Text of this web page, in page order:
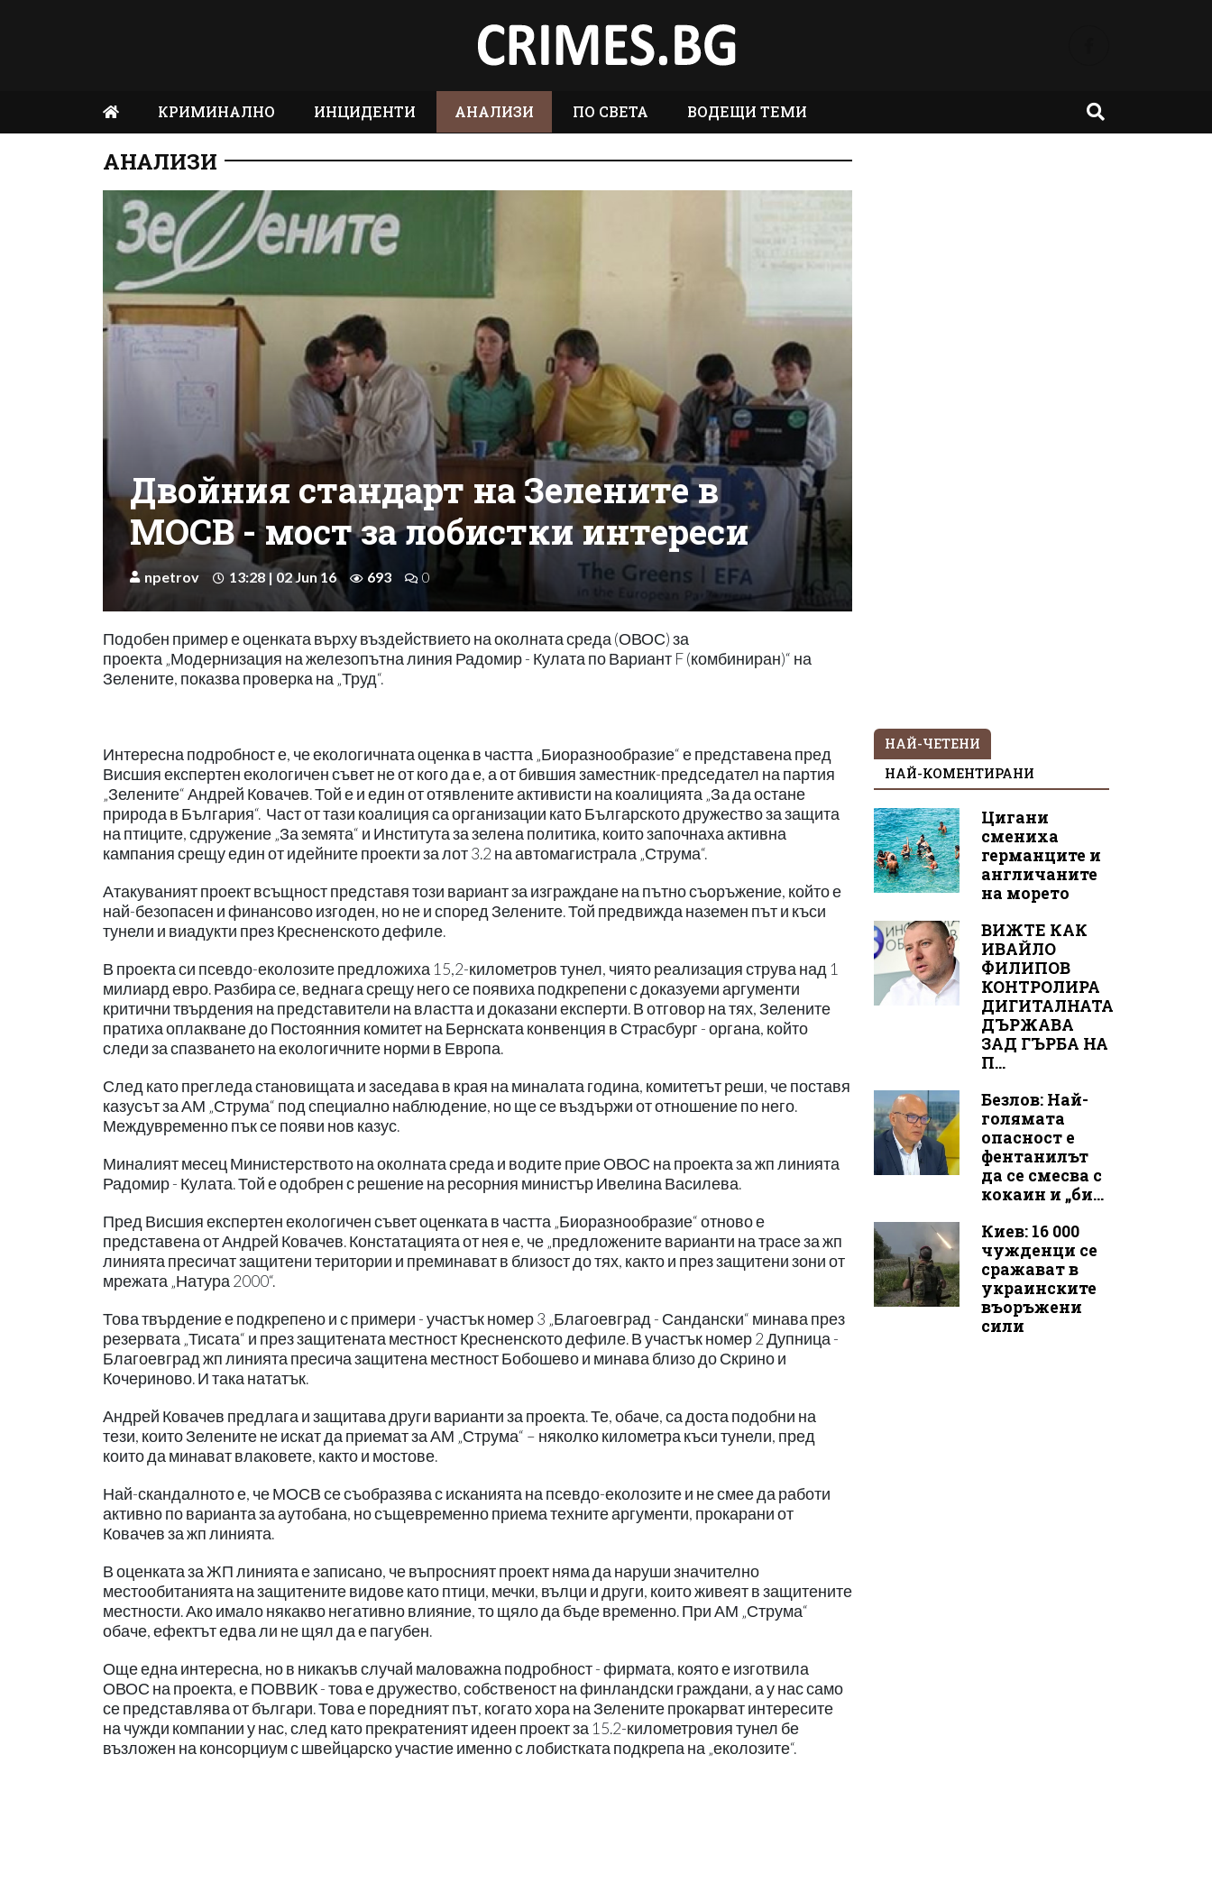
КРИМИНАЛНО ИНЦИДЕНТИ АНАЛИЗИ ПО СВЕТА ВОДЕЩИ ТЕМИ
АНАЛИЗИ
Двойния стандарт на Зелените в
МОСВ - мост за лобистки интереси
npetrov 13:28 | 02 Jun 16 693 0
Подобен пример е оценката върху въздействието на околната среда (ОВОС) за
проекта „Модернизация на железопътна линия Радомир - Кулата по Вариант F (комбиниран)“ на
Зелените, показва проверка на „Труд“.
Интересна подробност е, че екологичната оценка в частта „Биоразнообразие“ е представена пред
Висшия експертен екологичен съвет не от кого да е, а от бившия заместник-председател на партия
„Зелените“ Андрей Ковачев. Той е и един от отявлените активисти на коалицията „За да остане
природа в България“. Част от тази коалиция са организации като Българското дружество за защита
на птиците, сдружение „За земята“ и Института за зелена политика, които започнаха активна
кампания срещу един от идейните проекти за лот 3.2 на автомагистрала „Струма“.
Атакуваният проект всъщност представя този вариант за изграждане на пътно съоръжение, който е
най-безопасен и финансово изгоден, но не и според Зелените. Той предвижда наземен път и къси
тунели и виадукти през Кресненското дефиле.
В проекта си псевдо-еколозите предложиха 15,2-километров тунел, чиято реализация струва над 1
милиард евро. Разбира се, веднага срещу него се появиха подкрепени с доказуеми аргументи
критични твърдения на представители на властта и доказани експерти. В отговор на тях, Зелените
пратиха оплакване до Постоянния комитет на Бернската конвенция в Страсбург - органа, който
следи за спазването на екологичните норми в Европа.
След като прегледа становищата и заседава в края на миналата година, комитетът реши, че поставя
казусът за АМ „Струма“ под специално наблюдение, но ще се въздържи от отношение по него.
Междувременно пък се появи нов казус.
Миналият месец Министерството на околната среда и водите прие ОВОС на проекта за жп линията
Радомир - Кулата. Той е одобрен с решение на ресорния министър Ивелина Василева.
Пред Висшия експертен екологичен съвет оценката в частта „Биоразнообразие“ отново е
представена от Андрей Ковачев. Констатацията от нея е, че „предложените варианти на трасе за жп
линията пресичат защитени територии и преминават в близост до тях, както и през защитени зони от
мрежата „Натура 2000“.
Това твърдение е подкрепено и с примери - участък номер 3 „Благоевград - Сандански“ минава през
резервата „Тисата“ и през защитената местност Кресненското дефиле. В участък номер 2 Дупница -
Благоевград жп линията пресича защитена местност Бобошево и минава близо до Скрино и
Кочериново. И така нататък.
Андрей Ковачев предлага и защитава други варианти за проекта. Те, обаче, са доста подобни на
тези, които Зелените не искат да приемат за АМ „Струма“ – няколко километра къси тунели, пред
които да минават влаковете, както и мостове.
Най-скандалното е, че МОСВ се съобразява с исканията на псевдо-еколозите и не смее да работи
активно по варианта за аутобана, но същевременно приема техните аргументи, прокарани от
Ковачев за жп линията.
В оценката за ЖП линията е записано, че въпросният проект няма да наруши значително
местообитанията на защитените видове като птици, мечки, вълци и други, които живеят в защитените
местности. Ако имало някакво негативно влияние, то щяло да бъде временно. При АМ „Струма“
обаче, ефектът едва ли не щял да е пагубен.
Още една интересна, но в никакъв случай маловажна подробност - фирмата, която е изготвила
ОВОС на проекта, е ПОВВИК - това е дружество, собственост на финландски граждани, а у нас само
се представлява от българи. Това е поредният път, когато хора на Зелените прокарват интересите
на чужди компании у нас, след като прекратеният идеен проект за 15.2-километровия тунел бе
възложен на консорциум с швейцарско участие именно с лобистката подкрепа на „еколозите“.
НАЙ-ЧЕТЕНИ
НАЙ-КОМЕНТИРАНИ
Цигани
смениха
германците и
англичаните
на морето
ВИЖТЕ КАК
ИВАЙЛО
ФИЛИПОВ
КОНТРОЛИРА
ДИГИТАЛНАТА
ДЪРЖАВА
ЗАД ГЪРБА НА
П...
Безлов: Най-
голямата
опасност е
фентанилът
да се смесва с
кокаин и „би...
Киев: 16 000
чужденци се
сражават в
украинските
въоръжени
сили